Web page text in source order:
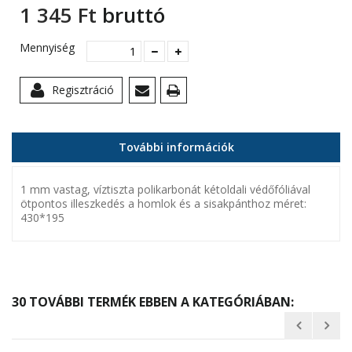
1 345 Ft‎ bruttó
Mennyiség
Regisztráció
További információk
1 mm vastag, víztiszta polikarbonát kétoldali védőfóliával
ötpontos illeszkedés a homlok és a sisakpánthoz méret:
430*195
30 TOVÁBBI TERMÉK EBBEN A KATEGÓRIÁBAN: